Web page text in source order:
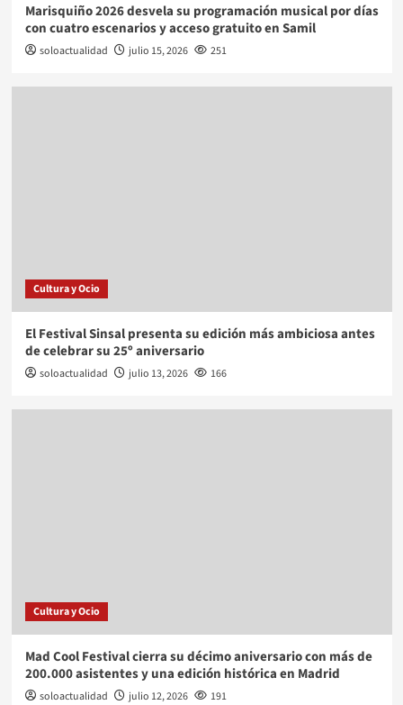
Marisquiño 2026 desvela su programación musical por días
con cuatro escenarios y acceso gratuito en Samil
soloactualidad julio 15, 2026 251
Cultura y Ocio
El Festival Sinsal presenta su edición más ambiciosa antes
de celebrar su 25º aniversario
soloactualidad julio 13, 2026 166
Cultura y Ocio
Mad Cool Festival cierra su décimo aniversario con más de
200.000 asistentes y una edición histórica en Madrid
soloactualidad julio 12, 2026 191